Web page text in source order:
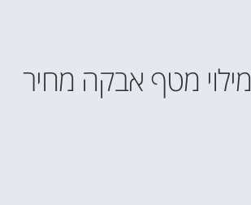
מילוי מטף אבקה מחיר